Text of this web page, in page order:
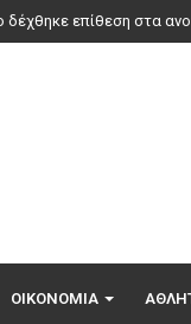
ενεργό μέτωπο η φωτιά
ΟΙΚΟΝΟΜΊΑ